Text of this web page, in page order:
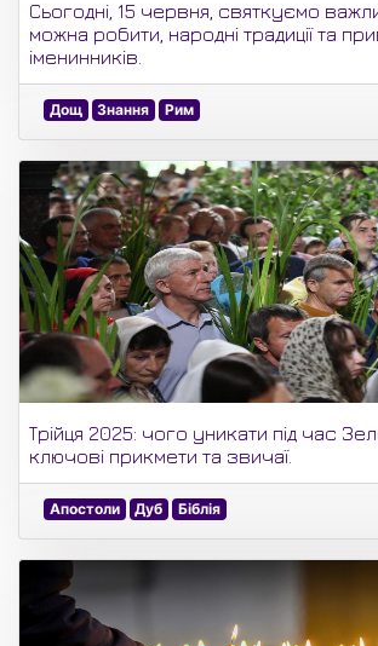
Сьогодні, 15 червня, святкуємо
можна робити, народні традиції та
іменинників.
Дощ Знання Рим
Трійця 2025: чого уникати під час
ключові прикмети та звичаї.
Апостоли Дуб Біблія